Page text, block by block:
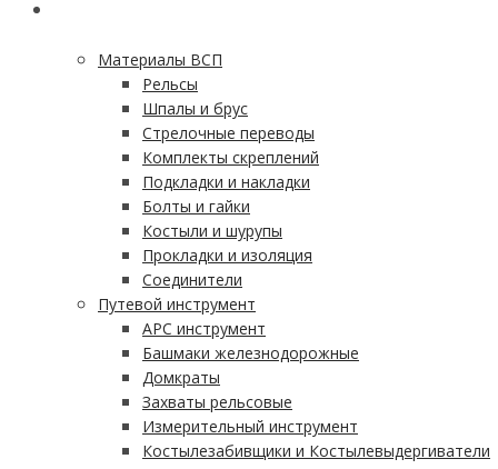
Материалы ВСП
Рельсы
Шпалы и брус
Стрелочные переводы
Комплекты скреплений
Подкладки и накладки
Болты и гайки
Костыли и шурупы
Прокладки и изоляция
Соединители
Путевой инструмент
АРС инструмент
Башмаки железнодорожные
Домкраты
Захваты рельсовые
Измерительный инструмент
Костылезабивщики и Костылевыдергиватели